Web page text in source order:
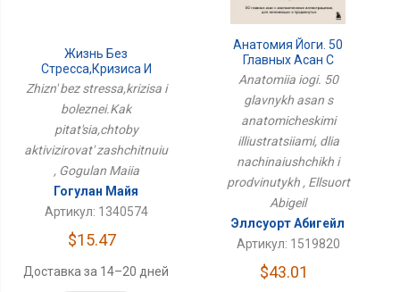
Жизнь Без
Стресса,кризиса И
Болезней.Как
Питаться,чтобы
Активизировать
Защитную
Zhizn' bez stressa,krizisa i
boleznei.Kak
pitat'sia,chtoby
aktivizirovat' zashchitnuiu
, Gogulan Maiia
Гогулан Майя
Артикул: 1340574
$15.47
Доставка за 14–20 дней
Анатомия Йоги. 50
Главных Асан С
Анатомическими
Иллюстрациями, Для
Начинающих И
Продвинутых
Anatomiia iogi. 50
glavnykh asan s
anatomicheskimi
illiustratsiiami, dlia
nachinaiushchikh i
prodvinutykh , Ellsuort
Abigeil
Эллсуорт Абигейл
Артикул: 1519820
$43.01